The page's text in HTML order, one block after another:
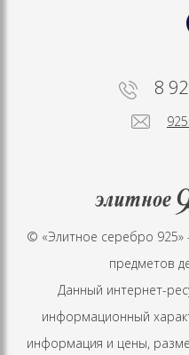
8
© «Элитное серебро 925»
предметов
Данный интернет-
информационный
информация и цены,